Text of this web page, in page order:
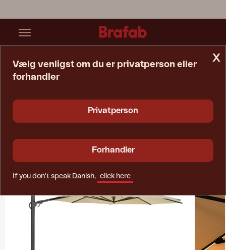
x
Vælg venligst om du er privatperson eller
forhandler
Privatperson
Forhandler
If you don't speak Danish, click here